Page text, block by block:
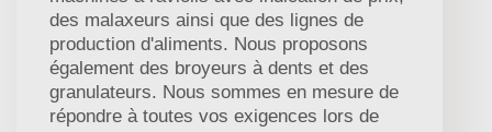
des malaxeurs ainsi que des lignes de
production d'aliments. Nous proposons
également des broyeurs à dents et des
granulateurs. Nous sommes en mesure de
répondre à toutes vos exigences lors de